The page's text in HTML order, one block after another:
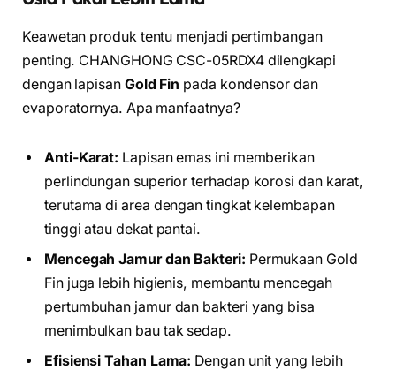
Keawetan produk tentu menjadi pertimbangan
penting. CHANGHONG CSC-05RDX4 dilengkapi
dengan lapisan Gold Fin pada kondensor dan
evaporatornya. Apa manfaatnya?
Anti-Karat: Lapisan emas ini memberikan
perlindungan superior terhadap korosi dan karat,
terutama di area dengan tingkat kelembapan
tinggi atau dekat pantai.
Mencegah Jamur dan Bakteri: Permukaan Gold
Fin juga lebih higienis, membantu mencegah
pertumbuhan jamur dan bakteri yang bisa
menimbulkan bau tak sedap.
Efisiensi Tahan Lama: Dengan unit yang lebih